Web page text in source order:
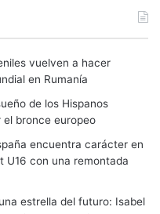
vuelven a hacer
en Rumanía
de los Hispanos
el bronce europeo
encuentra carácter en
U16 con una remontada
estrella del futuro: Isabel